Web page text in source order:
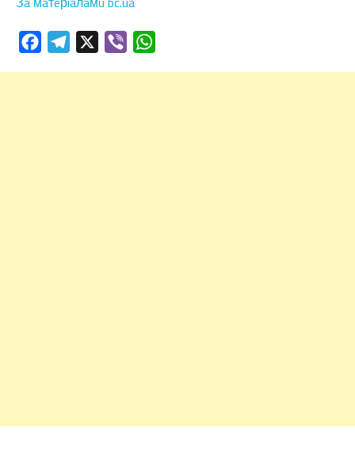
FacebookTelegram Viber